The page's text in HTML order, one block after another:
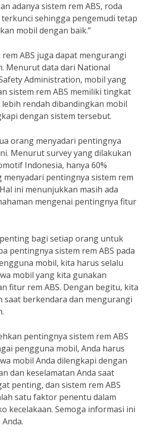
adanya sistem rem ABS, roda
sehingga pengemudi tetap
mobil dengan baik.”
ABS juga dapat mengurangi
Menurut data dari National
Administration, mobil yang
sistem rem ABS memiliki tingkat
lebih rendah dibandingkan mobil
dengan sistem tersebut.
orang menyadari pentingnya
Menurut survey yang dilakukan
Indonesia, hanya 60%
menyadari pentingnya sistem rem
ini menunjukkan masih ada
mengenai pentingnya fitur
bagi setiap orang untuk
pentingnya sistem rem ABS pada
mobil, kita harus selalu
mobil yang kita gunakan
fitur rem ABS. Dengan begitu, kita
saat berkendara dan mengurangi
pentingnya sistem rem ABS
pengguna mobil, Anda harus
mobil Anda dilengkapi dengan
dan keselamatan Anda saat
penting, dan sistem rem ABS
satu faktor penentu dalam
kecelakaan. Semoga informasi ini